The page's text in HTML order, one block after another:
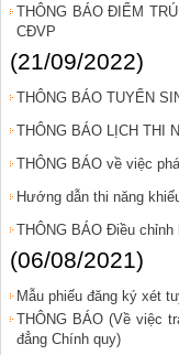
THÔNG BÁO ĐIỂM
CĐVP
(21/09/2022)
THÔNG BÁO TUYỂN
THÔNG BÁO LỊCH THI
THÔNG BÁO về việc
Hướng dẫn thi năng
THÔNG BÁO Điều chỉnh
(06/08/2021)
Mẫu phiếu đăng ký xét
THÔNG BÁO (Về việc
đẳng Chính quy)